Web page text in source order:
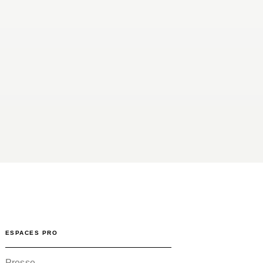
ESPACES PRO